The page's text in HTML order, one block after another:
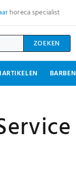
horeca specialist
ZOEKEN